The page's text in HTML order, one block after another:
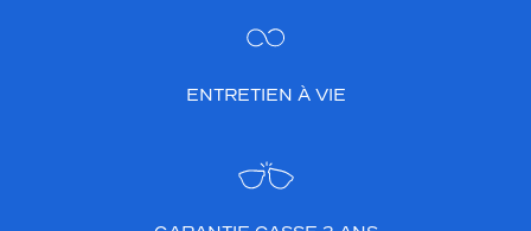
ENTRETIEN À VIE